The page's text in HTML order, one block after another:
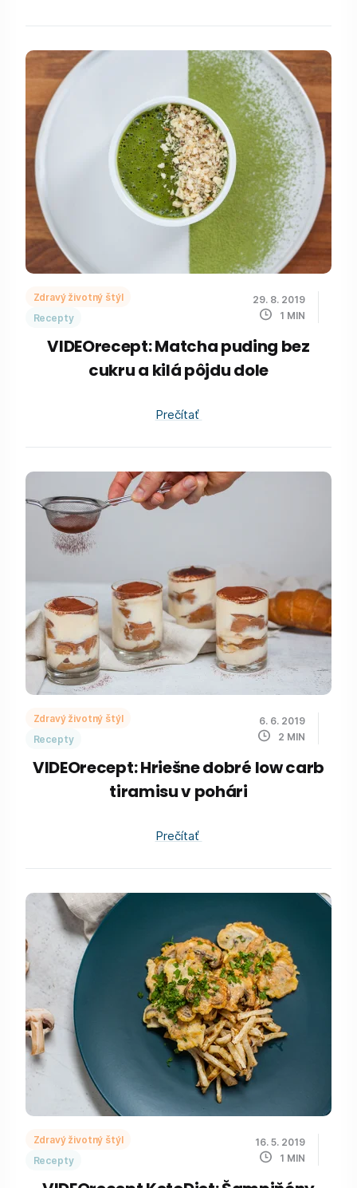
Zdravý životný štýl
Recepty
29. 8. 2019
1 MIN
VIDEOrecept: Matcha puding bez
cukru a kilá pôjdu dole
Prečítať
Zdravý životný štýl
Recepty
6. 6. 2019
2 MIN
VIDEOrecept: Hriešne dobré low carb
tiramisu v pohári
Prečítať
Zdravý životný štýl
Recepty
16. 5. 2019
1 MIN